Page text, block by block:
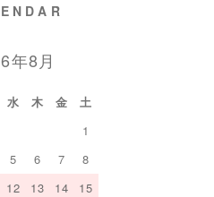
年8月
水 木 金
土
1
5 6 7
8
12 13 14
15